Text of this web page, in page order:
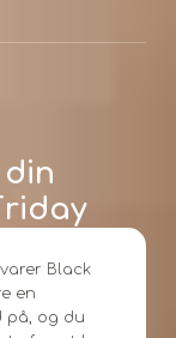
Black
en
på, og du